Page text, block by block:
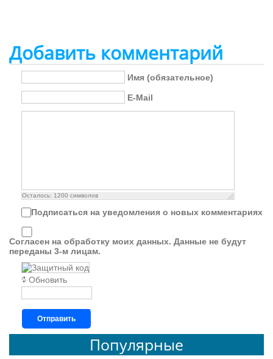
Добавить комментарий
Имя (обязательное)
E-Mail
Осталось: 1200 символов
Подписаться на уведомления о новых комментариях
Согласен на обработку моих данных. Данные не будут
переданы 3-м лицам.
Обновить
Отправить
Популярные